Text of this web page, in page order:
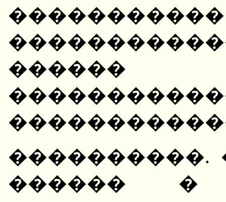
�����������
������
����������.
������ �